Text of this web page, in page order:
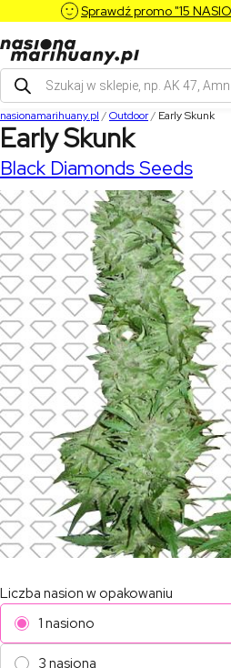
Sprawdź promo "15
Wyszukiwarka
produktów
nasionamarihuany.pl /Outdoor/ Early Skunk
Early Skunk
Black Diamonds Seeds
Liczba nasion w opakowaniu
1 nasiono
3 nasiona